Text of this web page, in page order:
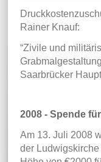
Rainer Knauf:
“Zivile und
Saarbrücker
2008 - Spende
Am 13. Juli 2008
der